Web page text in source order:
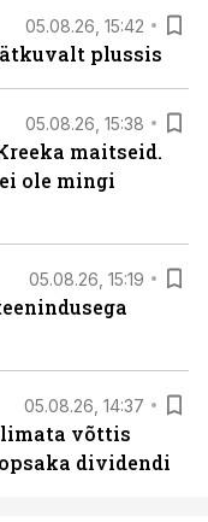
05.08.26, 15:42
plussis
05.08.26, 15:38
maitseid.
ole mingi
05.08.26, 15:19
05.08.26, 14:37
võttis
dividendi